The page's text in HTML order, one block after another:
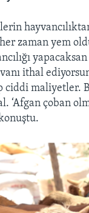
zaman yem
ithal
ciddi maliyetler.
‘Afgan çoban